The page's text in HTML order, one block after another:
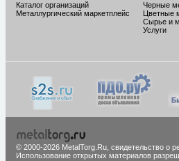
Каталог организаций
Металлургический маркетплейс
Черные
Цветные
Сырье и
Услуги
© 2000-2026 MetalTorg.Ru, cвидетельство о
Использование открытых материалов